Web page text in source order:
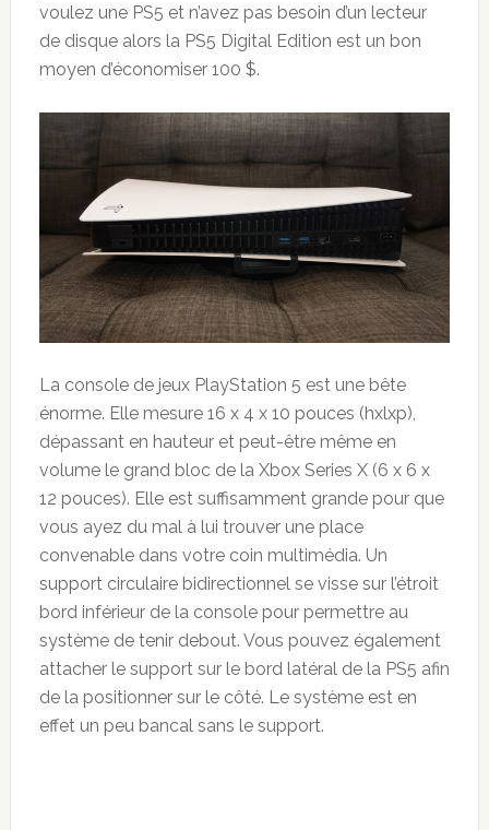
voulez une PS5 et n’avez pas besoin d’un lecteur
de disque alors la PS5 Digital Edition est un bon
moyen d’économiser 100 $.
La console de jeux PlayStation 5 est une bête
énorme. Elle mesure 16 x 4 x 10 pouces (hxlxp),
dépassant en hauteur et peut-être même en
volume le grand bloc de la Xbox Series X (6 x 6 x
12 pouces). Elle est suffisamment grande pour que
vous ayez du mal à lui trouver une place
convenable dans votre coin multimédia. Un
support circulaire bidirectionnel se visse sur l’étroit
bord inférieur de la console pour permettre au
système de tenir debout. Vous pouvez également
attacher le support sur le bord latéral de la PS5 afin
de la positionner sur le côté. Le système est en
effet un peu bancal sans le support.